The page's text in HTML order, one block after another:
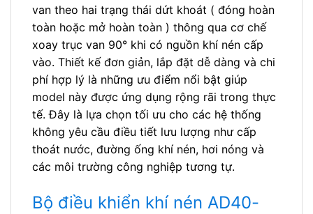
van theo hai trạng thái dứt khoát ( đóng hoàn
toàn hoặc mở hoàn toàn ) thông qua cơ chế
xoay trục van 90° khi có nguồn khí nén cấp
vào. Thiết kế đơn giản, lắp đặt dễ dàng và chi
phí hợp lý là những ưu điểm nổi bật giúp
model này được ứng dụng rộng rãi trong thực
tế. Đây là lựa chọn tối ưu cho các hệ thống
không yêu cầu điều tiết lưu lượng như cấp
thoát nước, đường ống khí nén, hơi nóng và
các môi trường công nghiệp tương tự.
Bộ điều khiển khí nén AD40-